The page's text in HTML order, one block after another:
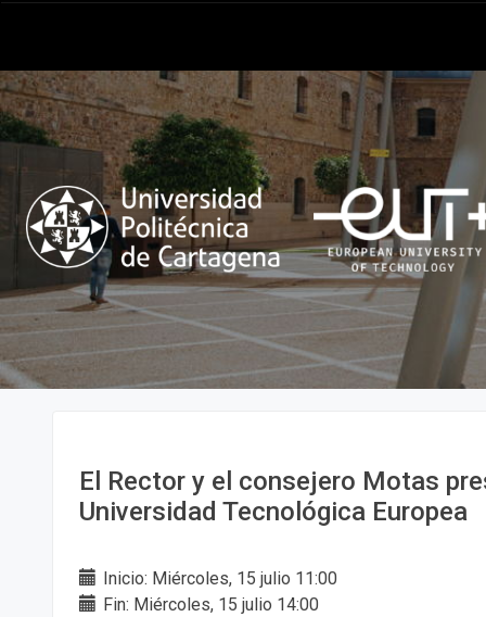
El Rector y el consejero Motas
Universidad Tecnológica Europea
Inicio: Miércoles, 15 julio 11:00
Fin: Miércoles, 15 julio 14:00